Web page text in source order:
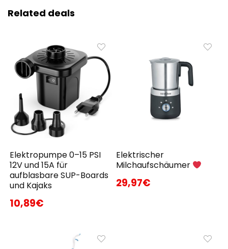
Related deals
Elektropumpe 0–15 PSI
12V und 15A für
aufblasbare SUP-Boards
und Kajaks
10,89€
Elektrischer
Milchaufschäumer
29,97€